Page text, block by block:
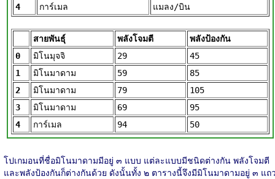
4
การ์เมล แมลง/บิน
สายพันธุ์ พลังโจมตี
พลังป้องกัน
0
มิโนมุจจิ 29
45
1
มิโนมาดาม 59
85
2
มิโนมาดาม 79
105
3
มิโนมาดาม 69
95
4
การ์เมล 94 50
โปเกมอนที่ชื่อมิโนมาดามมีอยู่ ๓ แบบ แต่ละแบบมีชนิดต่างกัน พลังโจมตี
และพลังป้องกันก็ต่างกันด้วย ดังนั้นทั้ง ๒ ตารางนี้จึงมีมิโนมาดามอยู่ ๓ แถ